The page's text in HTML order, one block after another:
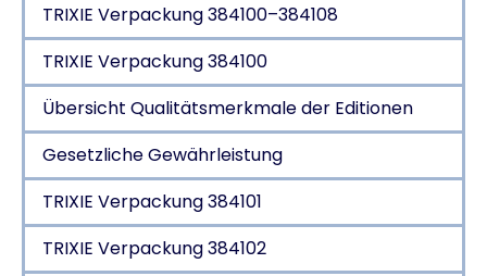
TRIXIE Verpackung 384100–384108
TRIXIE Verpackung 384100
Übersicht Qualitätsmerkmale der Editionen
Gesetzliche Gewährleistung
TRIXIE Verpackung 384101
TRIXIE Verpackung 384102